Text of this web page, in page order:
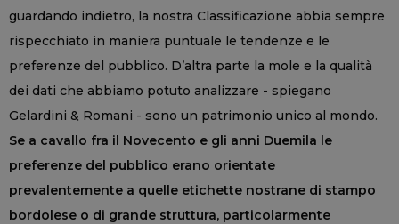
guardando indietro, la nostra Classificazione abbia sempre
rispecchiato in maniera puntuale le tendenze e le
preferenze del pubblico. D’altra parte la mole e la qualità
dei dati che abbiamo potuto analizzare - spiegano
Gelardini & Romani - sono un patrimonio unico al mondo.
Se a cavallo fra il Novecento e gli anni Duemila le
preferenze del pubblico erano orientate
prevalentemente a quelle etichette nostrane di stampo
bordolese o di grande struttura, particolarmente